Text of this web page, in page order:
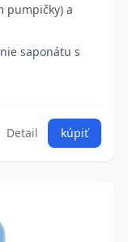
pumpičky) a
saponátu s
Detail kúpiť